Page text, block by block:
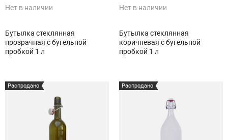
Нет в наличии
Бутылка стеклянная
прозрачная с бугельной
пробкой 1 л
Нет в наличии
Бутылка стеклянная
коричневая с бугельной
пробкой 1 л
Распродано Распродано